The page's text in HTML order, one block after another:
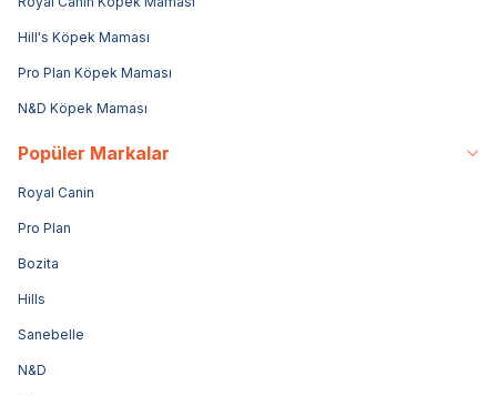
Hill's Köpek Maması
Pro Plan Köpek Maması
N&D Köpek Maması
Popüler Markalar
Royal Canin
Pro Plan
Bozita
Hills
Sanebelle
N&D